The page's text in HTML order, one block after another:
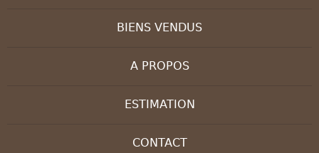
BIENS VENDUS
A PROPOS
ESTIMATION
CONTACT